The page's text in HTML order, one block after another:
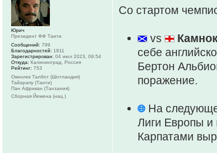
Со стартом
vs
себе
Бертон
поражение.
На
Лиги Европы и
Карпатами
Юрич
Президент ФФ Таити
Сообщений: 799
Благодарностей: 1811
Зарегистрирован: 04 июл 2023, 09:54
Откуда: Калининград, Россия
Рейтинг: 753
Окинлек Талбот (Шотландия)
Тайарапу (Таити)
Пан Африкан (Танзания)
Сборная Йемена (нац.)